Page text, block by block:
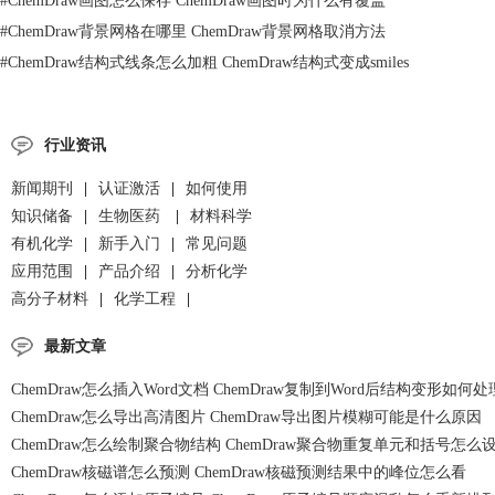
#ChemDraw背景网格在哪里 ChemDraw背景网格取消方法
#ChemDraw结构式线条怎么加粗 ChemDraw结构式变成smiles
行业资讯
新闻期刊 | 认证激活 |
如何使用
知识储备
| 生物医药 |
材料科学
有机化学
| 新手入门 |
常见问题
应用范围
| 产品介绍 |
分析化学
高分子材料
| 化学工程 |
最新文章
ChemDraw怎么插入Word文档 ChemDraw复制到Word后结构变形如何处
ChemDraw怎么导出高清图片 ChemDraw导出图片模糊可能是什么原因
ChemDraw怎么绘制聚合物结构 ChemDraw聚合物重复单元和括号怎么
ChemDraw核磁谱怎么预测 ChemDraw核磁预测结果中的峰位怎么看